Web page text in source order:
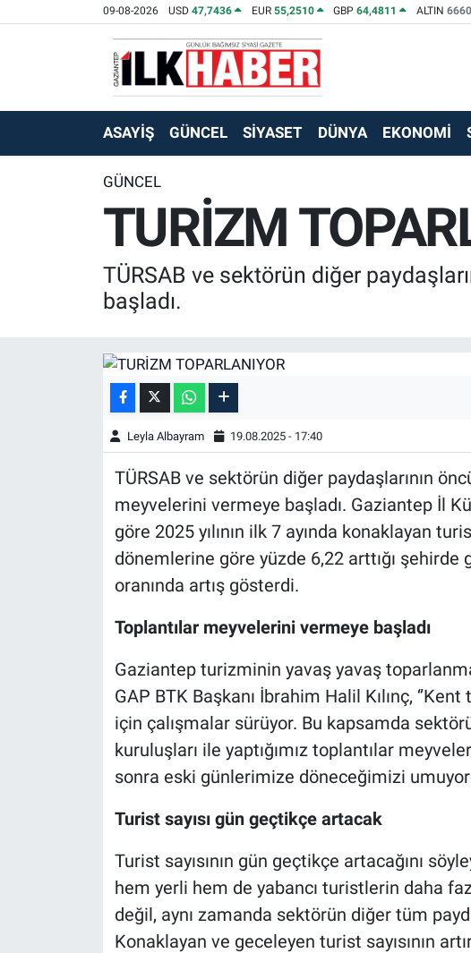
09-08-2026 USD47,7436 EUR 55,2510 GBP64,4811 ALTIN
ASAYİŞ GÜNCEL SİYASET DÜNYA EKONOMİ
GÜNCEL
TURİZM
TÜRSAB ve sektörün diğer
başladı.
Leyla Albayram 19.08.2025 - 17:40
TÜRSAB ve sektörün diğer paydaşlarının
meyvelerini vermeye başladı. Gaziantep İl
göre 2025 yılının ilk 7 ayında konaklayan
dönemlerine göre yüzde 6,22 arttığı şehirde
oranında artış gösterdi.
Toplantılar meyvelerini vermeye başladı
Gaziantep turizminin yavaş yavaş
GAP BTK Başkanı İbrahim Halil Kılınç,
için çalışmalar sürüyor. Bu kapsamda
kuruluşları ile yaptığımız toplantılar
sonra eski günlerimize döneceğimizi
Turist sayısı gün geçtikçe artacak
Turist sayısının gün geçtikçe artacağını
hem yerli hem de yabancı turistlerin daha
değil, aynı zamanda sektörün diğer tüm
Konaklayan ve geceleyen turist sayısının
EKONOMİ
SİYASET
SAĞLIK
TEKNOLOJİ
KÜLTÜR - SANAT
Beyoğlu Hava Durumu
Beyoğlu Trafik Yoğunluk Haritası
Süper Lig Puan Durumu ve Fikstür
Tüm Manşetler
Son Dakika Haberleri
Haber Arşivi